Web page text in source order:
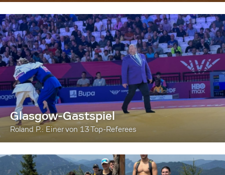
Glasgow-Gastspiel
Roland P.: Einer von 13 Top-Referees